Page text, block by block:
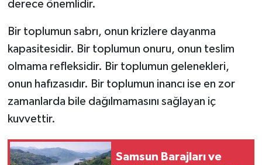
derece önemlidir.
Bir toplumun sabrı, onun krizlere dayanma
kapasitesidir. Bir toplumun onuru, onun teslim
olmama refleksidir. Bir toplumun gelenekleri,
onun hafızasıdır. Bir toplumun inancı ise en zor
zamanlarda bile dağılmamasını sağlayan iç
kuvvettir.
Samsun Barajları ve